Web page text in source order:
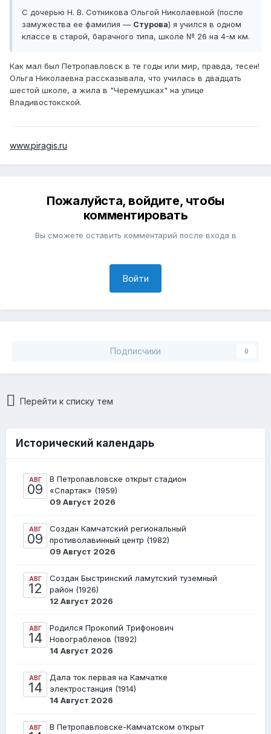
С дочерью Н. В. Сотникова Ольгой Николаевной (после
замужества ее фамилия — Стурова) я учился в одном
классе в старой, барачного типа, школе № 26 на 4-м км.
Как мал был Петропавловск в те годы или мир, правда, тесен!
Ольга Николаевна рассказывала, что училась в двадцать
шестой школе, а жила в "Черемушках" на улице
Владивостокской.
www.piragis.ru
Пожалуйста, войдите, чтобы
комментировать
Вы сможете оставить комментарий после входа в
Войти
Подписчики 0
Перейти к списку тем
Исторический календарь
АВГ
09
В Петропавловске открыт стадион
«Спартак» (1959)
09 Август 2026
АВГ
09
Создан Камчатский региональный
противолавинный центр (1982)
09 Август 2026
АВГ
12
Создан Быстринский ламутский туземный
район (1926)
12 Август 2026
АВГ
14
Родился Прокопий Трифонович
Новограбленов (1892)
14 Август 2026
АВГ
14
Дала ток первая на Камчатке
электростанция (1914)
14 Август 2026
АВГ
В Петропавловске-Камчатском открыт